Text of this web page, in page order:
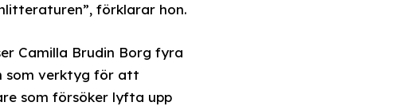
förklarar hon.
Camilla Brudin Borg fyra
som verktyg för att
som försöker lyfta upp